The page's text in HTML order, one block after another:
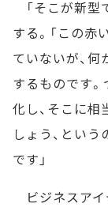
「そこが新型
する。「この赤
ていないが、
するものです
化し、そこに相
しょう、とい
です」
ビジネスアイ